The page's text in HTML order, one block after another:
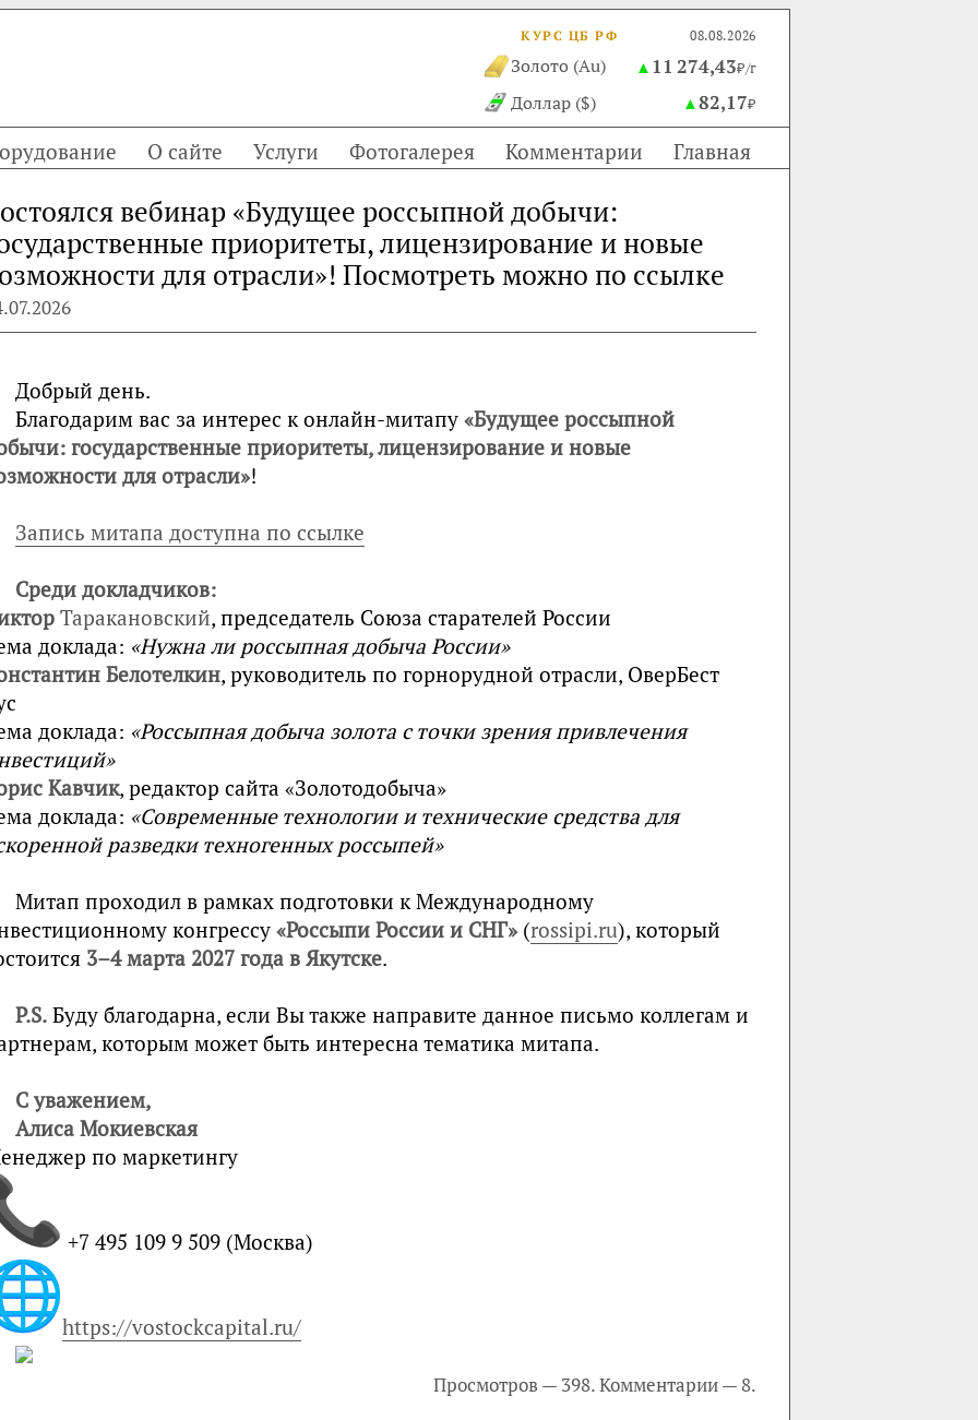
КУРС ЦБ РФ 08.08.2026
Золото (Au) ▲ 11 274,43₽/г
Доллар ($) ▲82,17₽
О сайте Услуги Фотогалерея Комментарии Главная
вебинар «Будущее россыпной добычи:
приоритеты, лицензирование и новые
для отрасли»! Посмотреть можно по ссылке
Добрый день.
Благодарим вас за интерес к онлайн-митапу «Будущее россыпной
государственные приоритеты, лицензирование и новые
для отрасли»!
Запись митапа доступна по ссылке
Среди докладчиков:
Таракановский, председатель Союза старателей России
доклада: «Нужна ли россыпная добыча России»
Белотелкин, руководитель по горнорудной отрасли, ОверБест
доклада: «Россыпная добыча золота с точки зрения привлечения
Кавчик, редактор сайта «Золотодобыча»
доклада: «Современные технологии и технические средства для
разведки техногенных россыпей»
Митап проходил в рамках подготовки к Международному
конгрессу «Россыпи России и СНГ» (rossipi.ru), который
3–4 марта 2027 года в Якутске.
P.S.Буду благодарна, если Вы также направите данное письмо коллегам и
которым может быть интересна тематика митапа.
С уважением,
Алиса Мокиевская
по маркетингу
+7 495 109 9 509 (Москва)
https://vostockcapital.ru/
Просмотров — 398. Комментарии — 8.